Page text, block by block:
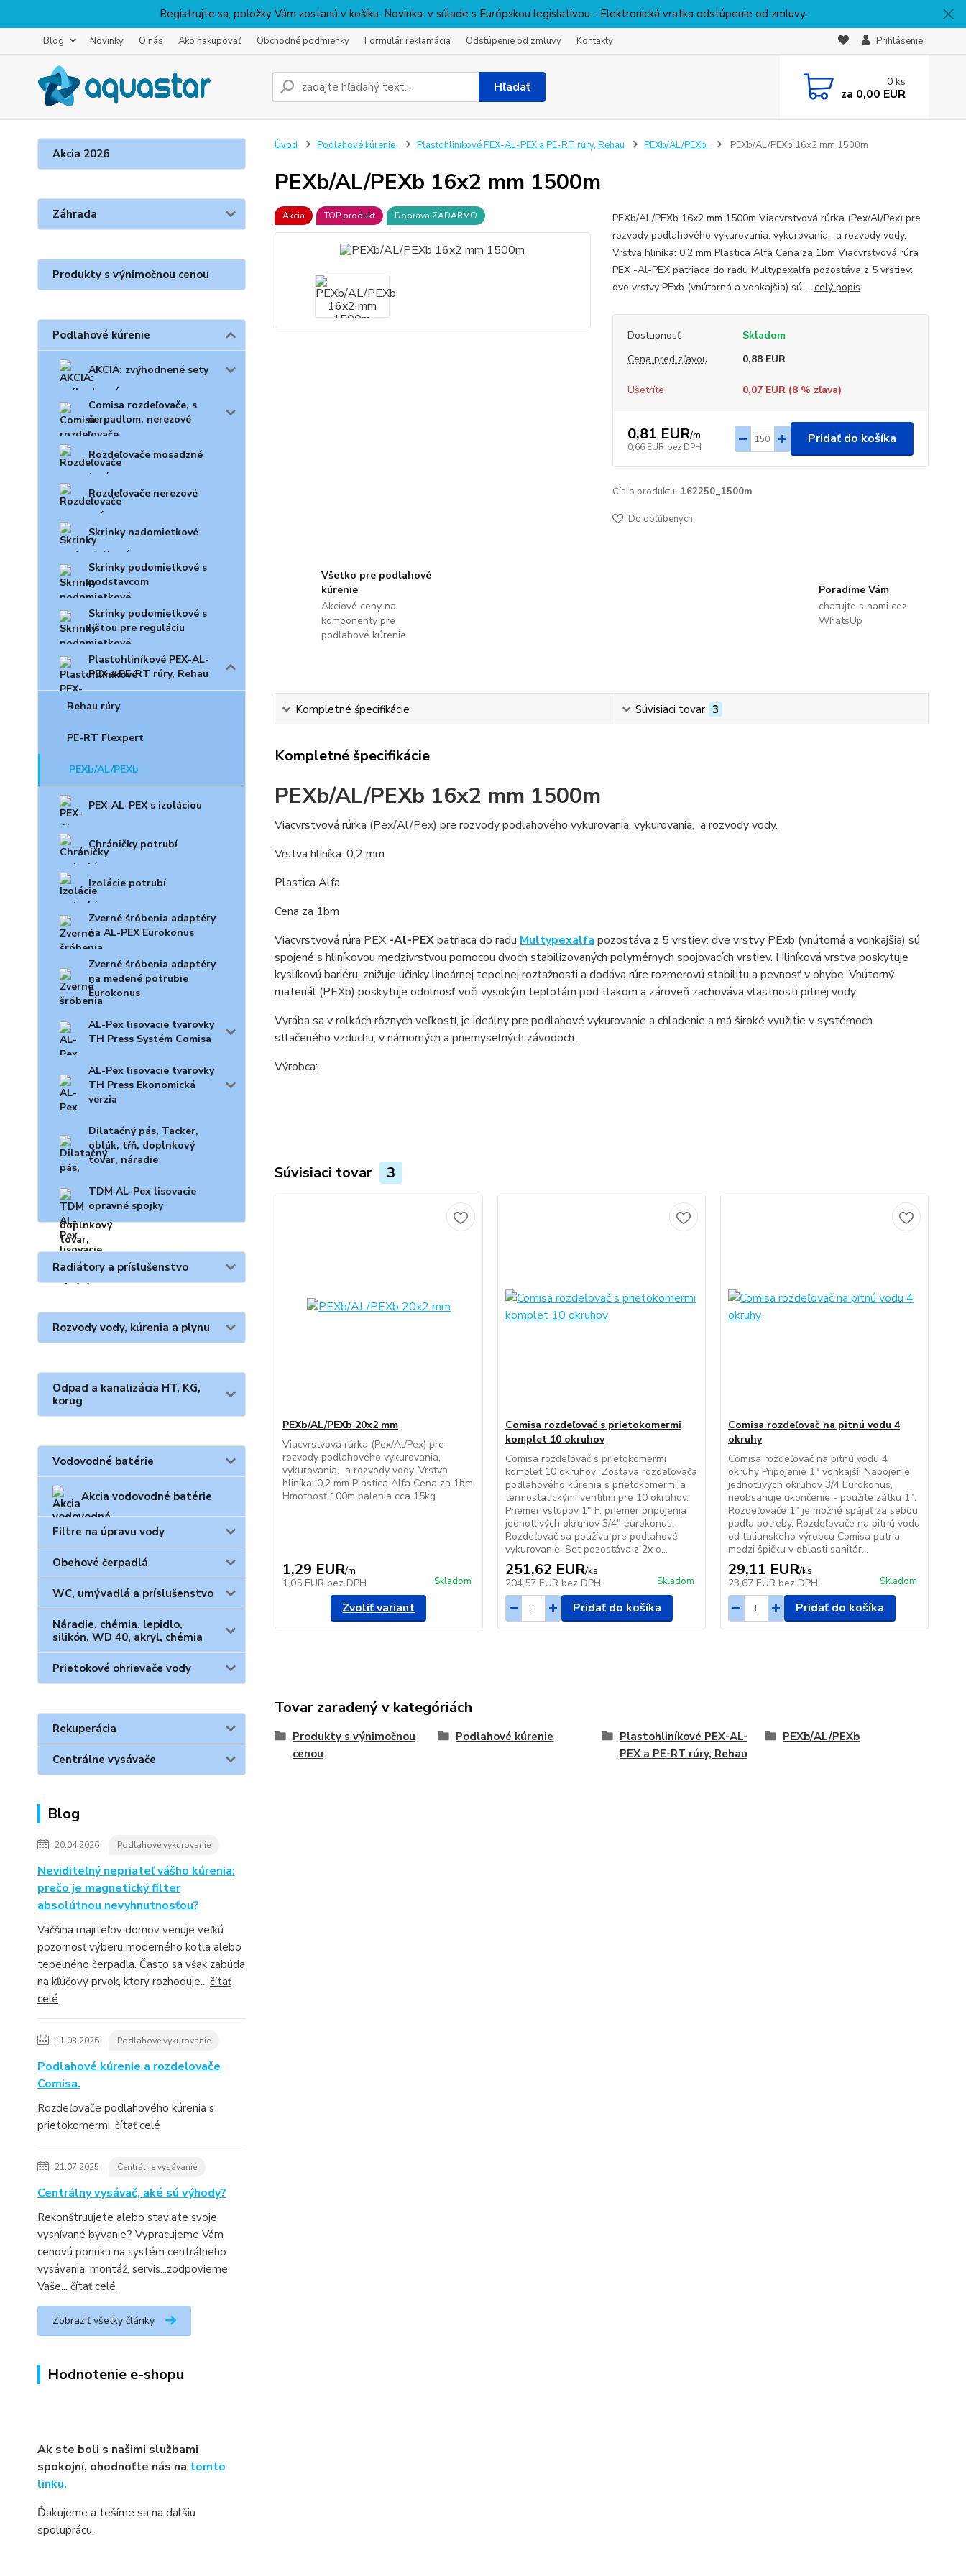
Registrujte sa, položky Vám zostanú v košíku. Novinka: v súlade s Európskou legislatívou - Elektronická vratka odstúpenie od zmluvy.
Blog Novinky O nás Ako nakupovať Obchodné podmienky Formulár reklamácia Odstúpenie od zmluvy Kontakty Prihlásenie
Hľadať 0 ks
za 0,00 EUR
Akcia 2026
Záhrada
Produkty s výnimočnou cenou
Podlahové kúrenie
AKCIA: zvýhodnené sety
Comisa rozdeľovače, s
čerpadlom, nerezové
Rozdeľovače mosadzné
Rozdeľovače nerezové
Skrinky nadomietkové
Skrinky podomietkové s
podstavcom
Skrinky podomietkové s
lištou pre reguláciu
Plastohliníkové PEX-AL-
PEX a PE-RT rúry, Rehau
Rehau rúry
PE-RT Flexpert
PEXb/AL/PEXb
PEX-AL-PEX s izoláciou
Chráničky potrubí
Izolácie potrubí
Zverné šróbenia adaptéry
na AL-PEX Eurokonus
Zverné šróbenia adaptéry
na medené potrubie
Eurokonus
AL-Pex lisovacie tvarovky
TH Press Systém Comisa
AL-Pex lisovacie tvarovky
TH Press Ekonomická
verzia
Dilatačný pás, Tacker,
oblúk, tŕň, doplnkový
tovar, náradie
TDM AL-Pex lisovacie
opravné spojky
Radiátory a príslušenstvo
Rozvody vody, kúrenia a plynu
Odpad a kanalizácia HT, KG,
korug
Vodovodné batérie
Akcia vodovodné batérie
Filtre na úpravu vody
Obehové čerpadlá
WC, umývadlá a príslušenstvo
Náradie, chémia, lepidlo,
silikón, WD 40, akryl, chémia
Prietokové ohrievače vody
Rekuperácia
Centrálne vysávače
Blog
20.04.2026 Podlahové vykurovanie
Neviditeľný nepriateľ vášho kúrenia:
prečo je magnetický filter
absolútnou nevyhnutnosťou?
Väčšina majiteľov domov venuje veľkú
pozornosť výberu moderného kotla alebo
tepelného čerpadla. Často sa však zabúda
na kľúčový prvok, ktorý rozhoduje... čítať
celé
11.03.2026 Podlahové vykurovanie
Podlahové kúrenie a rozdeľovače
Comisa.
Rozdeľovače podlahového kúrenia s
prietokomermi. čítať celé
21.07.2025 Centrálne vysávanie
Centrálny vysávač, aké sú výhody?
Rekonštruujete alebo staviate svoje
vysnívané bývanie? Vypracujeme Vám
cenovú ponuku na systém centrálneho
vysávania, montáž, servis...zodpovieme
Vaše... čítať celé
Zobraziť všetky články
Hodnotenie e-shopu
Ak ste boli s našimi službami
spokojní, ohodnoťte nás na tomto
linku.
Ďakujeme a tešíme sa na ďalšiu
spoluprácu.
Úvod Podlahové kúrenie Plastohliníkové PEX-AL-PEX a PE-RT rúry, Rehau PEXb/AL/PEXb PEXb/AL/PEXb 16x2 mm 1500m
PEXb/AL/PEXb 16x2 mm 1500m
Akcia TOP produkt Doprava ZADARMO
PEXb/AL/PEXb 16x2 mm 1500m Viacvrstvová rúrka (Pex/Al/Pex) pre
rozvody podlahového vykurovania, vykurovania, a rozvody vody.
Vrstva hliníka: 0,2 mm Plastica Alfa Cena za 1bm Viacvrstvová rúra
PEX -Al-PEX patriaca do radu Multypexalfa pozostáva z 5 vrstiev:
dve vrstvy PExb (vnútorná a vonkajšia) sú ... celý popis
Dostupnosť
Skladom
Cena pred zľavou
0,88 EUR
Ušetríte 0,07 EUR (8% zľava)
0,81 EUR/m
0,66 EUR bez DPH
Pridať do košíka
Číslo produktu: 162250_1500m
Do obľúbených
Všetko pre podlahové
kúrenie
Akciové ceny na
komponenty pre
podlahové kúrenie.
Poradíme Vám
chatujte s nami cez
WhatsUp
Kompletné špecifikácie Súvisiaci tovar 3
Kompletné špecifikácie
PEXb/AL/PEXb 16x2 mm 1500m
Viacvrstvová rúrka (Pex/Al/Pex) pre rozvody podlahového vykurovania, vykurovania, a rozvody vody.
Vrstva hliníka: 0,2 mm
Plastica Alfa
Cena za 1bm
Viacvrstvová rúra PEX -Al-PEXpatriaca do radu Multypexalfa pozostáva z 5 vrstiev: dve vrstvy PExb (vnútorná a vonkajšia) sú
spojené s hliníkovou medzivrstvou pomocou dvoch stabilizovaných polymérnych spojovacích vrstiev. Hliníková vrstva poskytuje
kyslíkovú bariéru, znižuje účinky lineárnej tepelnej rozťažnosti a dodáva rúre rozmerovú stabilitu a pevnosť v ohybe. Vnútorný
materiál (PEXb) poskytuje odolnosť voči vysokým teplotám pod tlakom a zároveň zachováva vlastnosti pitnej vody.
Vyrába sa v rolkách rôznych veľkostí, je ideálny pre podlahové vykurovanie a chladenie a má široké využitie v systémoch
stlačeného vzduchu, v námorných a priemyselných závodoch.
Výrobca:
Súvisiaci tovar 3
PEXb/AL/PEXb 20x2 mm
Viacvrstvová rúrka (Pex/Al/Pex) pre
rozvody podlahového vykurovania,
vykurovania, a rozvody vody. Vrstva
hliníka: 0,2 mm Plastica Alfa Cena za 1bm
Hmotnosť 100m balenia cca 15kg.
1,29 EUR/m
1,05 EUR bez DPH Skladom
Zvoliť variant
Comisa rozdeľovač s prietokomermi
komplet 10 okruhov
Comisa rozdeľovač s prietokomermi
komplet 10 okruhov Zostava rozdeľovača
podlahového kúrenia s prietokomermi a
termostatickými ventilmi pre 10 okruhov.
Priemer vstupov 1" F, priemer pripojenia
jednotlivých okruhov 3/4" eurokonus.
Rozdeľovač sa používa pre podlahové
vykurovanie. Set pozostáva z 2x o...
251,62 EUR/ks
204,57 EUR bez DPH Skladom
Pridať do košíka
Comisa rozdeľovač na pitnú vodu 4
okruhy
Comisa rozdeľovač na pitnú vodu 4
okruhy Pripojenie 1" vonkajší. Napojenie
jednotlivých okruhov 3/4 Eurokonus,
neobsahuje ukončenie - použite zátku 1".
Rozdeľovače 1" je možné spájať za sebou
podľa potreby. Rozdeľovače na pitnú vodu
od talianskeho výrobcu Comisa patria
medzi špičku v oblasti sanitár...
29,11 EUR/ks
23,67 EUR bez DPH Skladom
Pridať do košíka
Tovar zaradený v kategóriách
Produkty s výnimočnou
cenou
Podlahové kúrenie
Plastohliníkové PEX-AL-
PEX a PE-RT rúry, Rehau
PEXb/AL/PEXb